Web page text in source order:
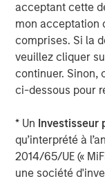
acceptant cette
mon acceptation
comprises. Si la
veuillez cliquer
continuer. Sinon,
ci-dessous pour
* Un Investisseur
qu’interprété à
2014/65/UE («
une société
The balance of
shifting—from
landscape
volatile
monetary, trade,
stagnant demand
into 2026, the
become more
occupier